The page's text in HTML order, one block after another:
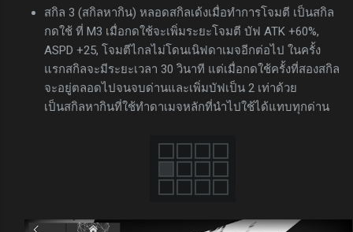
สกิล 3 (สกิลหากิน) หลอดสกิลเด้งเมื่อทำการโจมตี เป็นสกิล
กดใช้ ที่ M3 เมื่อกดใช้จะเพิ่มระยะโจมตี บัฟ ATK +60%,
ASPD +25, โจมตีไกลไม่โดนเนิฟดาเมจอีกต่อไป ในครั้ง
แรกสกิลจะมีระยะเวลา 30 วินาที แต่เมื่อกดใช้ครั้งที่สองสกิล
จะอยู่ตลอดไปจนจบด่านและเพิ่มบัฟเป็น 2 เท่าด้วย
เป็นสกิลหากินที่ใช้ทำดาเมจหลักที่นำไปใช้ได้แทบทุกด่าน